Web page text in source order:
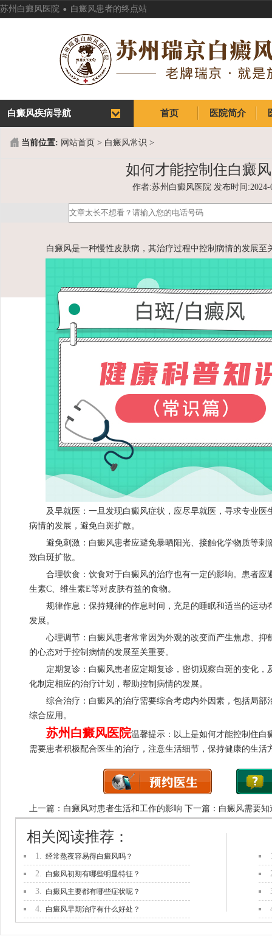
苏州白癜风医院 . 白癜风患者的终点站
首页 医院简介
白癜风疾病导航
当前位置: 网站首页 > 白癜风常识 >
如何才能控制住白癜
作者:苏州白癜风医院 发布时间:2024-
白癜风是一种慢性皮肤病，其治疗过程中控制病情的发展至
及早就医：一旦发现白癜风症状，应尽早就医，寻求专业医
病情的发展，避免白斑扩散。
避免刺激：白癜风患者应避免暴晒阳光、接触化学物质等刺
致白斑扩散。
合理饮食：饮食对于白癜风的治疗也有一定的影响。患者应
生素C、维生素E等对皮肤有益的食物。
规律作息：保持规律的作息时间，充足的睡眠和适当的运动
发展。
心理调节：白癜风患者常常因为外观的改变而产生焦虑、抑
的心态对于控制病情的发展至关重要。
定期复诊：白癜风患者应定期复诊，密切观察白斑的变化，
化制定相应的治疗计划，帮助控制病情的发展。
综合治疗：白癜风的治疗需要综合考虑内外因素，包括局部
综合应用。
苏州白癜风医院温馨提示：以上是如何才能控制住白
需要患者积极配合医生的治疗，注意生活细节，保持健康的生活
上一篇： 白癜风对患者生活和工作的影响 下一篇： 白癜风需要知
1. 经常熬夜容易得白癜风吗？
2. 白癜风初期有哪些明显特征？
3. 白癜风主要都有哪些症状呢？
4. 白癜风早期治疗有什么好处？
相关阅读推荐：